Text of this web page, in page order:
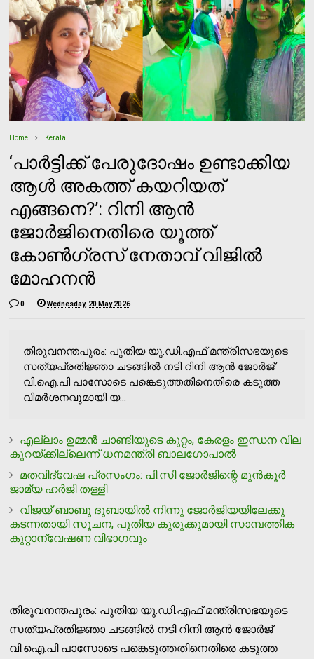
Home Kerala
‘പാർട്ടിക്ക് പേരുദോഷം ഉണ്ടാക്കിയ
ആൾ അകത്ത് കയറിയത്
എങ്ങനെ?’: റിനി ആൻ
ജോർജിനെതിരെ യൂത്ത്
കോൺഗ്രസ് നേതാവ് വിജിൽ
മോഹനൻ
0 Wednesday, 20 May 2026
തിരുവനന്തപുരം: പുതിയ യു.ഡി.എഫ് മന്ത്രിസഭയുടെ
സത്യപ്രതിജ്ഞാ ചടങ്ങിൽ നടി റിനി ആൻ ജോർജ്
വി.ഐ.പി പാസോടെ പങ്കെടുത്തതിനെതിരെ കടുത്ത
വിമർശനവുമായി യ...
എല്ലാം ഉമ്മന്‍ ചാണ്ടിയുടെ കുറ്റം, കേരളം ഇന്ധന വില
കുറയ്ക്കില്ലെന്ന് ധനമന്ത്രി ബാലഗോപാല്‍
മതവിദ്വേഷ പ്രസംഗം: പി.സി ജോര്‍ജിന്റെ മുന്‍കൂര്‍
ജാമ്യ ഹര്‍ജി തള്ളി
വിജയ് ബാബു ദുബായില്‍ നിന്നു ജോര്‍ജിയയിലേക്കു
കടന്നതായി സൂചന, പുതിയ കുരുക്കുമായി സാമ്പത്തിക
കുറ്റാന്വേഷണ വിഭാഗവും
തിരുവനന്തപുരം: പുതിയ യു.ഡി.എഫ് മന്ത്രിസഭയുടെ
സത്യപ്രതിജ്ഞാ ചടങ്ങിൽ നടി റിനി ആൻ ജോർജ്
വി.ഐ.പി പാസോടെ പങ്കെടുത്തതിനെതിരെ കടുത്ത